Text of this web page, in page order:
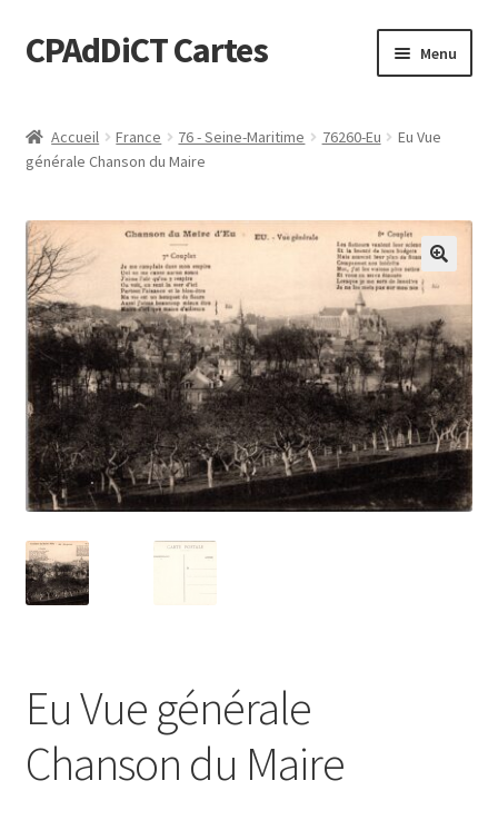
Aller
à
navigation
Aller
au
CPAdDiCT Cartes Menu
Panier
Accueil France 76 - Seine-Maritime 76260-Eu
Eu Vue
générale Chanson du Maire
Eu Vue générale
Chanson du Maire